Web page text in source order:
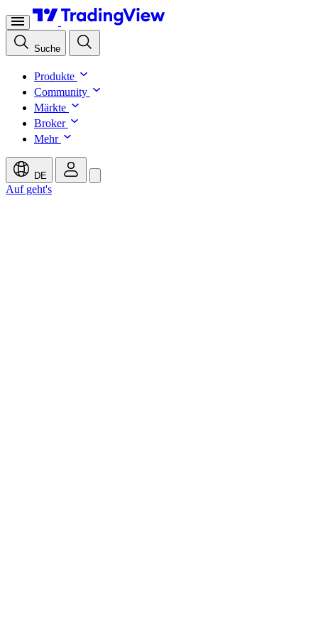
Suche
Produkte
Community
Märkte
Broker
Mehr
DE
Auf geht's